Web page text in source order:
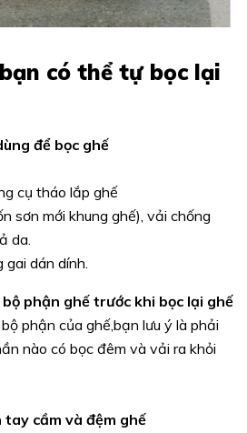
có thể tự bọc lại
để bọc ghế
cụ tháo lắp ghế
sơn mới khung ghế), vải chống
da.
gai dán dính.
phận ghế trước khi bọc lại ghế
phận của ghế,bạn lưu ý là phải
nào có bọc đêm và vải ra khỏi
tay cầm và đệm ghế